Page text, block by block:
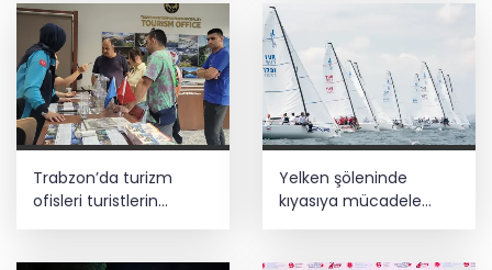
Trabzon’da turizm
ofisleri turistlerin
rehberi oluyor
Yelken şöleninde
kıyasıya mücadele
başlıyor